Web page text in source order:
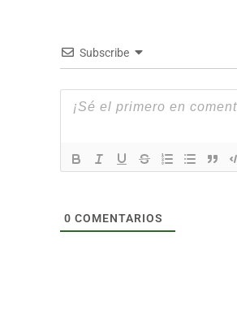
Subscribe
0 COMENTARIOS